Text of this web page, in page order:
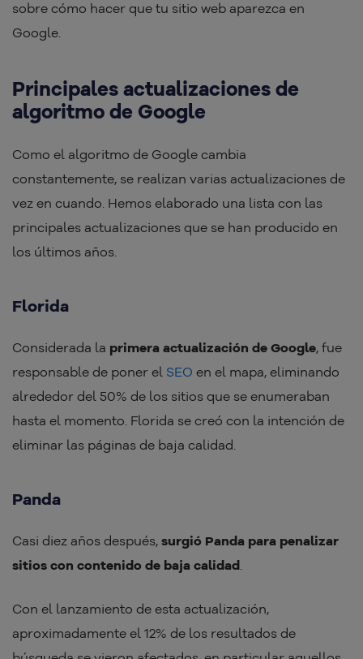
sobre cómo hacer que tu sitio web aparezca en
Google.
Principales actualizaciones de
algoritmo de Google
Como el algoritmo de Google cambia
constantemente, se realizan varias actualizaciones de
vez en cuando. Hemos elaborado una lista con las
principales actualizaciones que se han producido en
los últimos años.
Florida
Considerada la primera actualización de Google, fue
responsable de poner el SEO en el mapa, eliminando
alrededor del 50% de los sitios que se enumeraban
hasta el momento. Florida se creó con la intención de
eliminar las páginas de baja calidad.
Panda
Casi diez años después, surgió Panda para penalizar
sitios con contenido de baja calidad.
Con el lanzamiento de esta actualización,
aproximadamente el 12% de los resultados de